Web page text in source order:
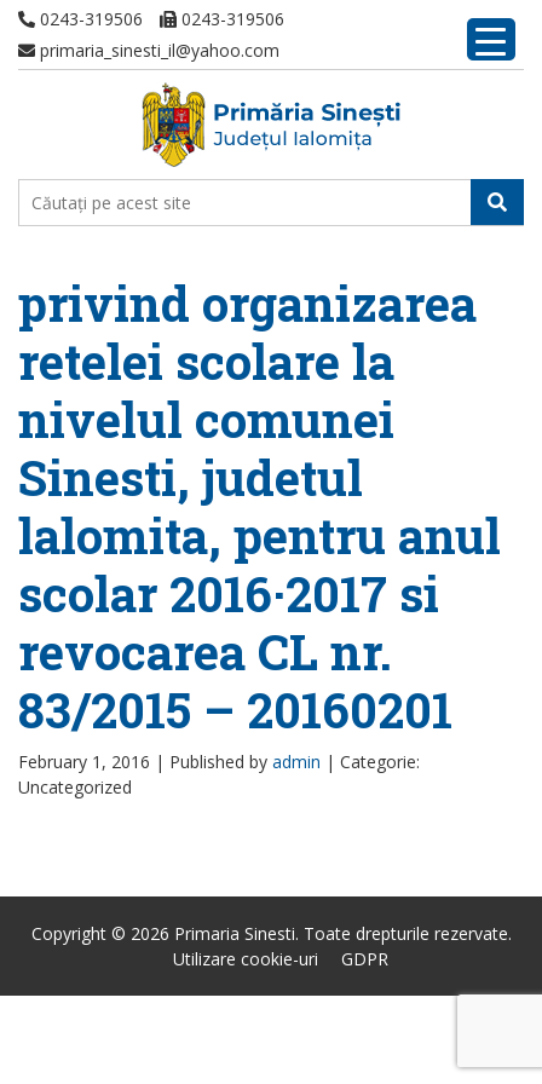
0243-319506
0243-319506
primaria_sinesti_il@yahoo.com
privind organizarea
retelei scolare la
nivelul comunei
Sinesti, judetul
lalomita, pentru anul
scolar 2016·2017 si
revocarea CL nr.
83/2015 – 20160201
February 1, 2016 | Published by admin | Categorie:
Uncategorized
Copyright © 2026 Primaria Sinesti. Toate drepturile rezervate.
Utilizare cookie-uri
GDPR